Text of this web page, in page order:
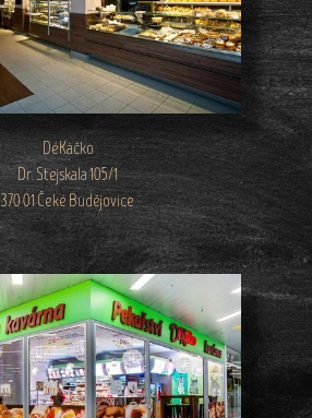
DéKáčko
Dr. Stejskala 105/1
370 01 Čeké Budějovice